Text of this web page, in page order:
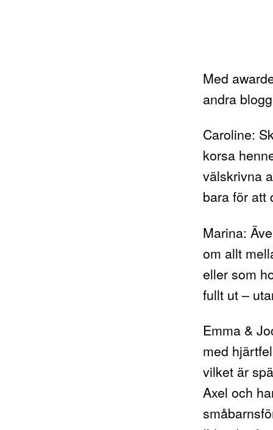
Med
andra
Caroline:
korsa
välskrivna
bara för att
Marina:
om allt
eller som
fullt ut –
Emma &
med
vilket är
Axel och